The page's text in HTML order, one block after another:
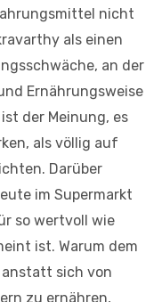
nicht
als einen
an der
Ernährungsweise
der Meinung, es
als völlig auf
Darüber
im Supermarkt
so wertvoll wie
ist. Warum dem
anstatt sich von
zu ernähren,